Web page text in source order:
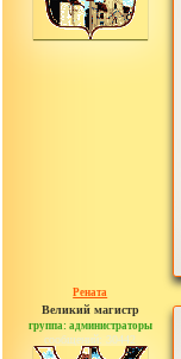
Рената
Великий магистр
группа: администраторы
сообщений: 30442